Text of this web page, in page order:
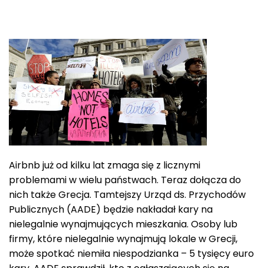
Airbnb już od kilku lat zmaga się z licznymi
problemami w wielu państwach. Teraz dołącza do
nich także Grecja. Tamtejszy Urząd ds. Przychodów
Publicznych (AADE) będzie nakładał kary na
nielegalnie wynajmujących mieszkania. Osoby lub
firmy, które nielegalnie wynajmują lokale w Grecji,
może spotkać niemiła niespodzianka – 5 tysięcy euro